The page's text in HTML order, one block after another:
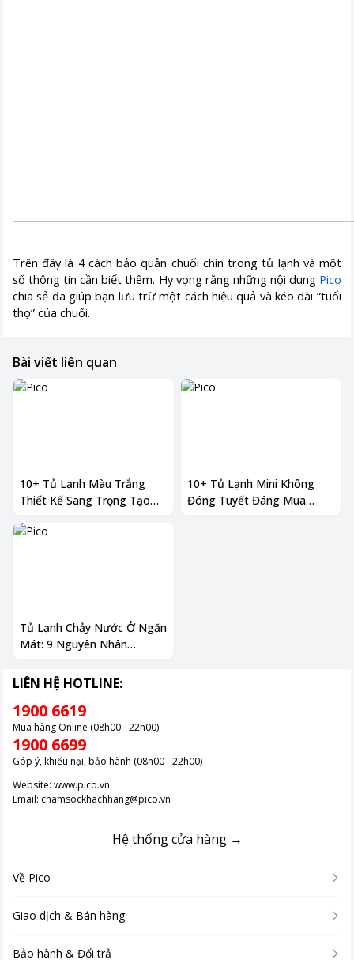
Trên đây là 4 cách bảo quản chuối chín trong tủ lạnh và một
số thông tin cần biết thêm. Hy vọng rằng những nội dung Pico
chia sẻ đã giúp bạn lưu trữ một cách hiệu quả và kéo dài “tuổi
thọ” của chuối.
Bài viết liên quan
10+ Tủ Lạnh Màu Trắng
Thiết Kế Sang Trọng Tạo
10+ Tủ Lạnh Mini Không
Đóng Tuyết Đáng Mua
Tủ Lạnh Chảy Nước Ở Ngăn
Mát: 9 Nguyên Nhân
Phục
LIÊN HỆ HOTLINE:
1900 6619
Mua hàng Online (08h00 - 22h00)
1900 6699
Góp ý, khiếu nại, bảo hành (08h00 - 22h00)
Website: www.pico.vn
Email: chamsockhachhang@pico.vn
Hệ thống cửa hàng →
Về Pico
Giao dịch & Bán hàng
Bảo hành & Đổi trả